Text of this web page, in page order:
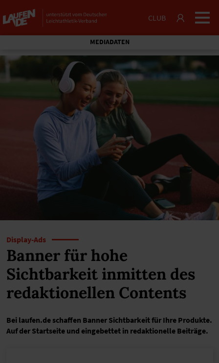
CLUB
MEDIADATEN
Display-Ads
Banner für hohe
Sichtbarkeit inmitten des
redaktionellen Contents
Bei laufen.de schaffen Banner Sichtbarkeit für Ihre Produkte.
Auf der Startseite und eingebettet in redaktionelle Beiträge.